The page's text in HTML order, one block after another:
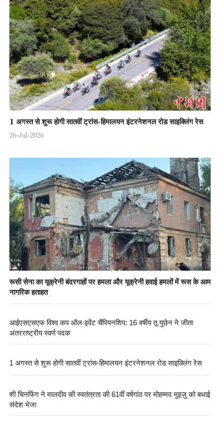
1 अगस्त से शुरू होगी सातवीं ट्रांस-हिमालयन इंटरनेशनल रोड साइक्लिंग रेस
26-Jul-2026
रूसी सेना का यूक्रेनी बंदरगाहों पर हमला और यूक्रेनी हवाई हमलों में रूस के आम
नागरिक हताहत
आईएसएसएफ विश्व कप ऑल-इवेंट चैंपियनशिप: 16 वर्षीय तू युछेन ने जीता
अंतरराष्ट्रीय स्वर्ण पदक
1 अगस्त से शुरू होगी सातवीं ट्रांस-हिमालयन इंटरनेशनल रोड साइक्लिंग रेस
शी चिनफिंग ने मालदीव की स्वतंत्रता की 61वीं वर्षगांठ पर मोहम्मद मुइज़ु को बधाई
संदेश भेजा